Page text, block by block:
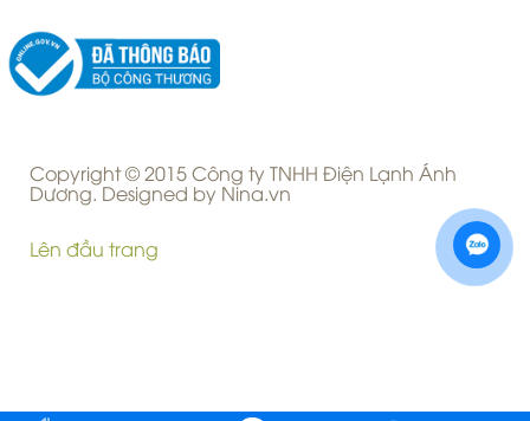
Copyright © 2015 Công ty TNHH Điện Lạnh Ánh
Dương. Designed by Nina.vn
Lên đầu trang